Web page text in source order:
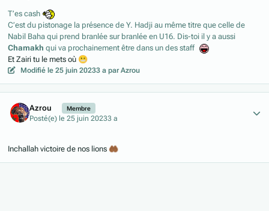
T’es cash
C’est du pistonage la présence de Y. Hadji au même titre que celle de
Nabil Baha qui prend branlée sur branlée en U16. Dis-toi il y a aussi
Chamakh qui va prochainement être dans un des staff
Et Zairi tu le mets où 😬
Modifié le 25 juin 20233 a par Azrou
Azrou Membre
Posté(e) le 25 juin 20233 a
Inchallah victoire de nos lions 🤲🏾